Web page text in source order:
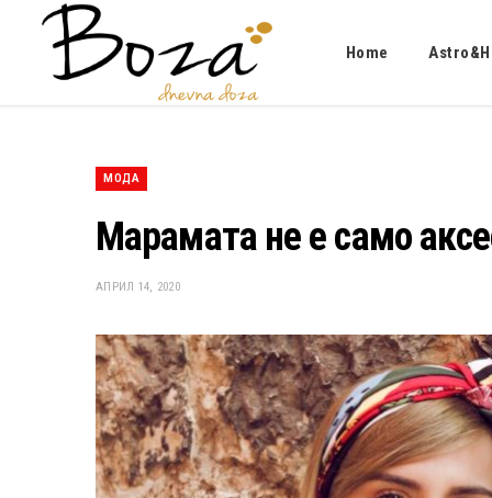
Home
МОДА
Марамата не е само
АПРИЛ 14, 2020